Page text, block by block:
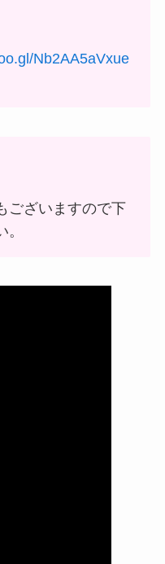
Nb2AA5aVxue
ございますので下